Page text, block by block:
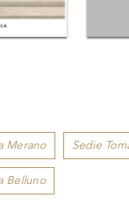
Merano Sedie
Belluno